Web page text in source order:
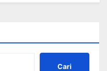
Cari